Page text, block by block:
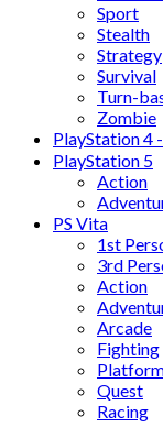
Sport
Stealth
Strategy
Survival
Turn-
Zombie
PlayStation 4
PlayStation 5
Action
PS Vita
1st
3rd
Action
Arcade
Fighting
Quest
Racing